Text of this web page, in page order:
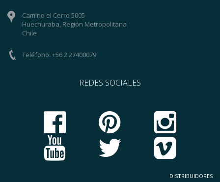
Camino el Cerro 5005
Huechuraba, Región Metropolitana
Chile
Teléfono: +56 2 27400079
REDES SOCIALES
DISTRIBUIDORES